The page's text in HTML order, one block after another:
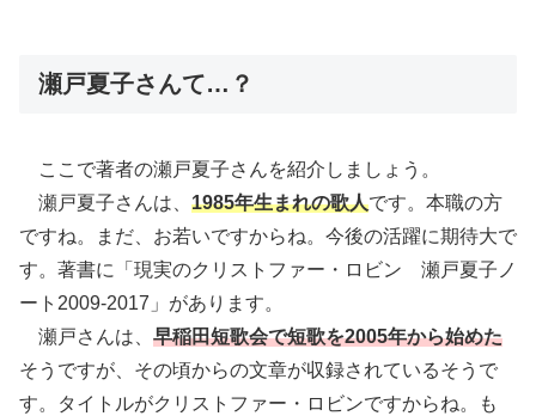
瀬戸夏子さんて…？
ここで著者の瀬戸夏子さんを紹介しましょう。
瀬戸夏子さんは、 1985年生まれの歌人です。本職の方
ですね。まだ、お若いですからね。今後の活躍に期待大で
す。著書に「現実のクリストファー・ロビン 瀬戸夏子ノ
ート2009-2017」があります。
瀬戸さんは、 早稲田短歌会で短歌を2005年から始めた
そうですが、その頃からの文章が収録されているそうで
す。タイトルがクリストファー・ロビンですからね。も